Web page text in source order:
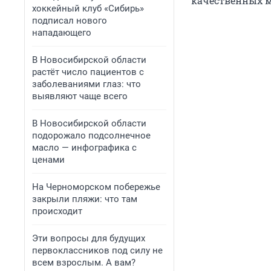
хоккейный клуб «Сибирь»
подписал нового
нападающего
В Новосибирской области
растёт число пациентов с
заболеваниями глаз: что
выявляют чаще всего
В Новосибирской области
подорожало подсолнечное
масло — инфографика с
ценами
На Черноморском побережье
закрыли пляжи: что там
происходит
Эти вопросы для будущих
первоклассников под силу не
всем взрослым. А вам?